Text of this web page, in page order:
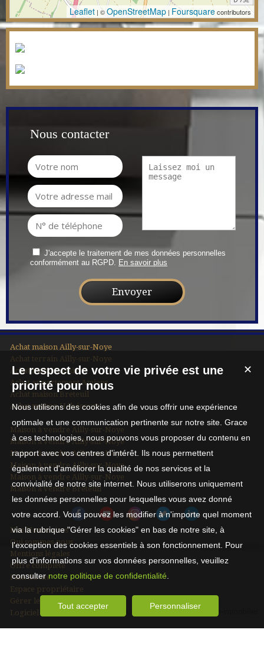
Leaflet | ©OpenStreetMap | Foursquarecontributors
Nous contacter
J'accepte le traitement de mes données personnelles
conformément au RGPD. En savoir plus
Achat maison Ailly-sur-Noye
Achat terrain Ailly-sur-Noye
Achat maison Amiens
Achat appartement Amiens
Achat maison Breteuil
Achat maison Hébécourt
Maison à vendre Ailly-sur-Noye
Maison à vendre Ailly-sur-Noye
Maison à vendre Ailly-sur-Noye
Maison à vendre Ailly-sur-Noye
Maison à vendre Ailly-sur-Noye
Maison à vendre Breteuil
Nos Honoraires
Qui sommes-nous
Mentions légales
Offre complète
Plan du site
Espace propriétaire
Gérer les cookies
Logiciel de transaction
✕
Le respect de votre vie privée est une
priorité pour nous
Nous utilisons des cookies afin de vous offrir une expérience
optimale et une communication pertinente sur notre site. Grace
à ces technologies, nous pouvons vous proposer du contenu en
rapport avec vos centres d'intérêt. Ils nous permettent
également d'améliorer la qualité de nos services et la
convivialité de notre site internet. Nous utiliserons uniquement
les données personnelles pour lesquelles vous avez donné
votre accord. Vous pouvez les modifier à n'importe quel moment
via la rubrique "Gérer les cookies" en bas de notre site, à
l'exception des cookies essentiels à son fonctionnement. Pour
plus d'informations sur vos données personnelles, veuillez
consulternotre politique de confidentialité
Tout accepter Personnaliser